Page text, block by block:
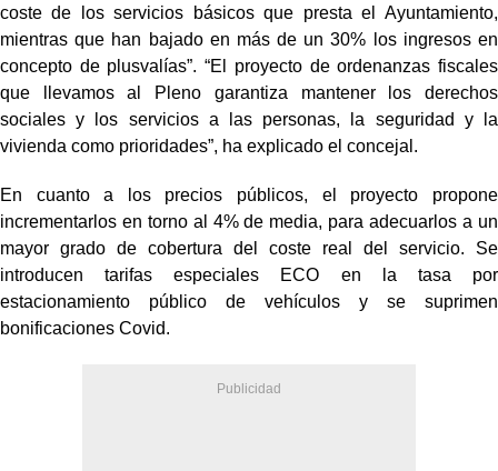
coste de los servicios básicos que presta el Ayuntamiento,
mientras que han bajado en más de un 30% los ingresos en
concepto de plusvalías”. “El proyecto de ordenanzas fiscales
que llevamos al Pleno garantiza mantener los derechos
sociales y los servicios a las personas, la seguridad y la
vivienda como prioridades”, ha explicado el concejal.
En cuanto a los precios públicos, el proyecto propone
incrementarlos en torno al 4% de media, para adecuarlos a un
mayor grado de cobertura del coste real del servicio. Se
introducen tarifas especiales ECO en la tasa por
estacionamiento público de vehículos y se suprimen
bonificaciones Covid.